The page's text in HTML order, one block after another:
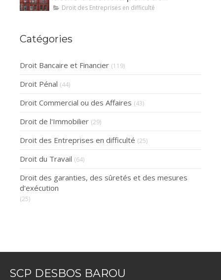
d’observation d’un
Droit des Entreprises en difficulté
Catégories
Droit Bancaire et Financier (119)
Droit Pénal (44)
Droit Commercial ou des Affaires (43)
Droit de l'Immobilier (29)
Droit des Entreprises en difficulté (25)
Droit du Travail (64)
Droit des garanties, des sûretés et des mesures
d'exécution
(25)
SCP DESBOS BAROU